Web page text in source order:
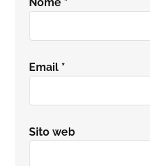
Email *
Sito web